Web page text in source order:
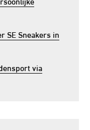
SE Sneakers in
via